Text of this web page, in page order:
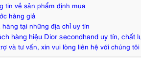
tin về sản phẩm định mua
hàng giả
hàng tại những địa chỉ uy tín
hàng hiệu Dior secondhand uy tín, chất
và tư vấn, xin vui lòng liên hệ với chúng